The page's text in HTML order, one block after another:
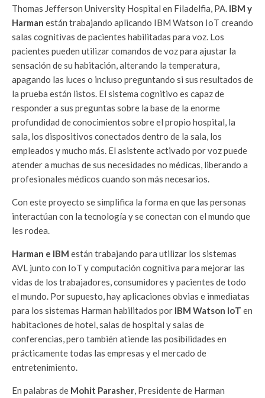
Thomas Jefferson University Hospital en Filadelfia, PA. IBM y
Harman están trabajando aplicando IBM Watson IoT creando
salas cognitivas de pacientes habilitadas para voz. Los
pacientes pueden utilizar comandos de voz para ajustar la
sensación de su habitación, alterando la temperatura,
apagando las luces o incluso preguntando si sus resultados de
la prueba están listos. El sistema cognitivo es capaz de
responder a sus preguntas sobre la base de la enorme
profundidad de conocimientos sobre el propio hospital, la
sala, los dispositivos conectados dentro de la sala, los
empleados y mucho más. El asistente activado por voz puede
atender a muchas de sus necesidades no médicas, liberando a
profesionales médicos cuando son más necesarios.
Con este proyecto se simplifica la forma en que las personas
interactúan con la tecnología y se conectan con el mundo que
les rodea.
Harman e IBM están trabajando para utilizar los sistemas
AVL junto con IoT y computación cognitiva para mejorar las
vidas de los trabajadores, consumidores y pacientes de todo
el mundo. Por supuesto, hay aplicaciones obvias e inmediatas
para los sistemas Harman habilitados por IBM Watson IoT en
habitaciones de hotel, salas de hospital y salas de
conferencias, pero también atiende las posibilidades en
prácticamente todas las empresas y el mercado de
entretenimiento.
En palabras de Mohit Parasher, Presidente de Harman